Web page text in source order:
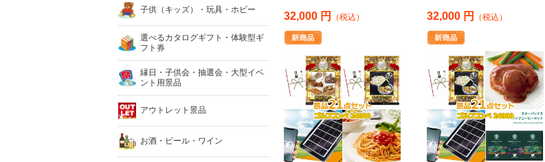
子供（キッズ）・玩具・ホビー
選べるカタログギフト・体験型ギ
フト券
縁日・子供会・抽選会・大型イベ
ント用景品
アウトレット景品
お酒・ビール・ワイン
32,000 円 （税込） 32,000 円 （税込）